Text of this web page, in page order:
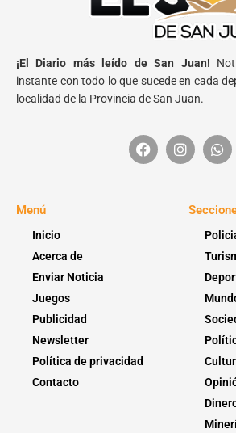
¡El Diario más leído de San Juan!
instante con todo lo que sucede en cada
localidad de la Provincia de San Juan.
Menú
Inicio
Acerca de
Enviar Noticia
Juegos
Publicidad
Newsletter
Política de privacidad
Contacto